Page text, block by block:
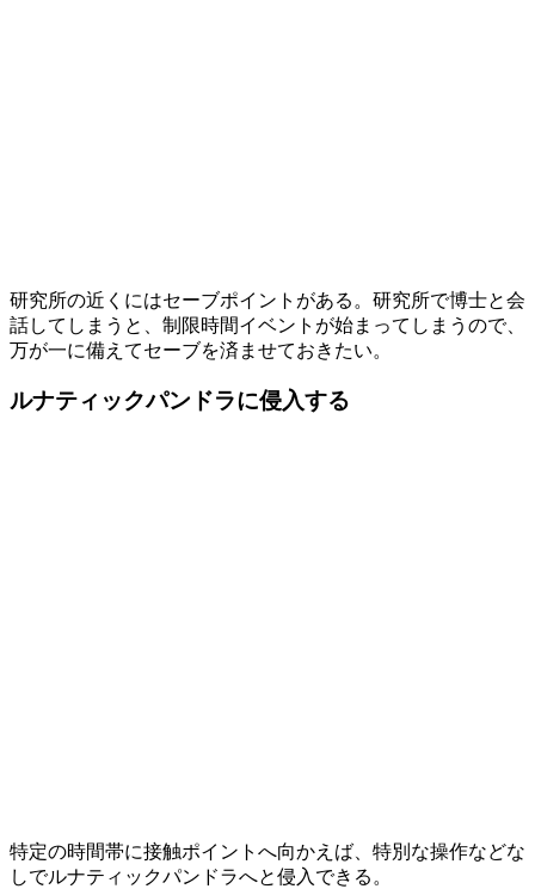
研究所の近くにはセーブポイントがある。研究所で博士と会
話してしまうと、制限時間イベントが始まってしまうので、
万が一に備えてセーブを済ませておきたい。
ルナティックパンドラに侵入する
特定の時間帯に接触ポイントへ向かえば、特別な操作などな
しでルナティックパンドラへと侵入できる。